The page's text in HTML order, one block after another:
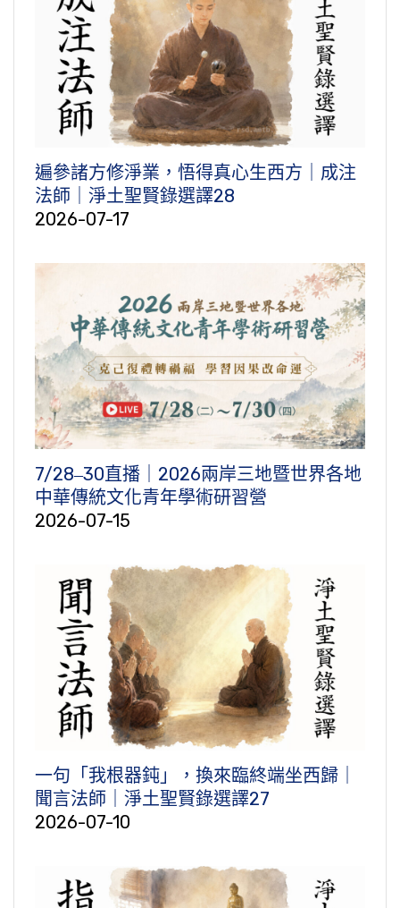
遍參諸方修淨業，悟得真心生西方｜成注
法師｜淨土聖賢錄選譯28
2026-07-17
7/28‒30直播｜2026兩岸三地暨世界各地
中華傳統文化青年學術研習營
2026-07-15
一句「我根器鈍」，換來臨終端坐西歸｜
聞言法師｜淨土聖賢錄選譯27
2026-07-10